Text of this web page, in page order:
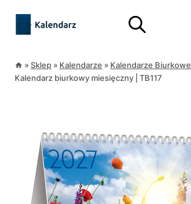
treści
treści
»Sklep » Kalendarze » Kalendarze Biurkowe
Kalendarz biurkowy miesięczny | TB117